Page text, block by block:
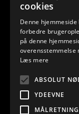
Mail:
Kontorets
Mandag-
Fredag lukket
Telefonisk
Mandag-
15.00.
cookies
Denne
forbedre
på denne
overensstemmelse
Læs mere
ABSOLUT
YDEEVNE
MÅLRETNING